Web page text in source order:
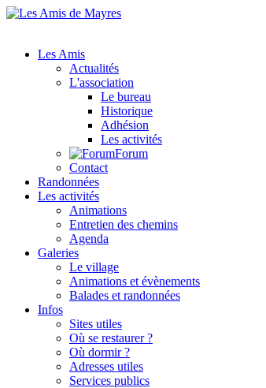
Les Amis
Actualités
L'association
Le bureau
Historique
Adhésion
Les activités
Forum
Contact
Randonnées
Les activités
Animations
Entretien des chemins
Agenda
Galeries
Le village
Animations et évènements
Balades et randonnées
Infos
Sites utiles
Où se restaurer ?
Où dormir ?
Adresses utiles
Services publics